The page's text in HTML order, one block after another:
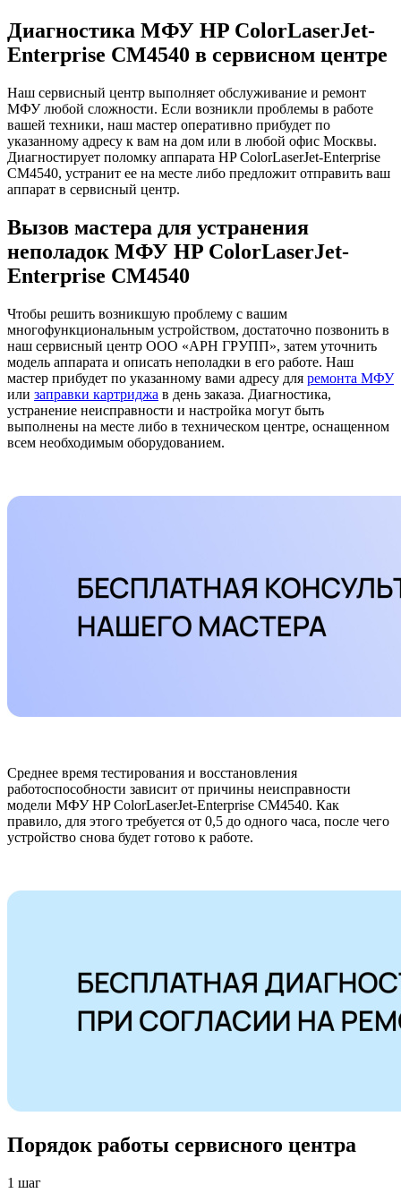
Диагностика МФУ HP ColorLaserJet-
Enterprise CM4540 в сервисном центре
Наш сервисный центр выполняет обслуживание и ремонт
МФУ любой сложности. Если возникли проблемы в работе
вашей техники, наш мастер оперативно прибудет по
указанному адресу к вам на дом или в любой офис Москвы.
Диагностирует поломку аппарата HP ColorLaserJet-Enterprise
CM4540, устранит ее на месте либо предложит отправить ваш
аппарат в сервисный центр.
Вызов мастера для устранения
неполадок МФУ HP ColorLaserJet-
Enterprise CM4540
Чтобы решить возникшую проблему с вашим
многофункциональным устройством, достаточно позвонить в
наш сервисный центр ООО «АРН ГРУПП», затем уточнить
модель аппарата и описать неполадки в его работе. Наш
мастер прибудет по указанному вами адресу для ремонта МФУ
или заправки картриджа в день заказа. Диагностика,
устранение неисправности и настройка могут быть
выполнены на месте либо в техническом центре, оснащенном
всем необходимым оборудованием.
Среднее время тестирования и восстановления
работоспособности зависит от причины неисправности
модели МФУ HP ColorLaserJet-Enterprise CM4540. Как
правило, для этого требуется от 0,5 до одного часа, после чего
устройство снова будет готово к работе.
Порядок работы сервисного центра
1 шаг